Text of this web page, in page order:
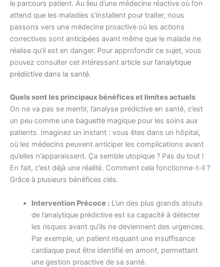
le parcours patient. Au lieu d’une médecine réactive où l’on
attend que les maladies s’installent pour traiter, nous
passons vers une médecine proactive où les actions
correctives sont anticipées avant même que le malade ne
réalise qu’il est en danger. Pour approfondir ce sujet, vous
pouvez consulter cet intéressant article sur l’analytique
prédictive dans la santé.
Quels sont les principaux bénéfices et limites actuels
On ne va pas se mentir, l’analyse prédictive en santé, c’est
un peu comme une baguette magique pour les soins aux
patients. Imaginez un instant : vous êtes dans un hôpital,
où les médecins peuvent anticiper les complications avant
qu’elles n’apparaissent. Ça semble utopique ? Pas du tout !
En fait, c’est déjà une réalité. Comment cela fonctionne-t-il ?
Grâce à plusieurs bénéfices clés.
Intervention Précoce :L’un des plus grands atouts
de l’analytique prédictive est sa capacité à détecter
les risques avant qu’ils ne deviennent des urgences.
Par exemple, un patient risquant une insuffisance
cardiaque peut être identifié en amont, permettant
une gestion proactive de sa santé.